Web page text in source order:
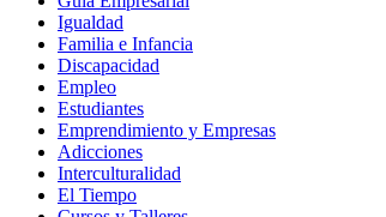
Igualdad
Familia e Infancia
Discapacidad
Empleo
Estudiantes
Emprendimiento y Empresas
Adicciones
Interculturalidad
El Tiempo